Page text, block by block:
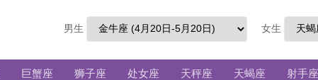
男生 女生
巨蟹座 狮子座 处女座 天秤座 天蝎座 射手座